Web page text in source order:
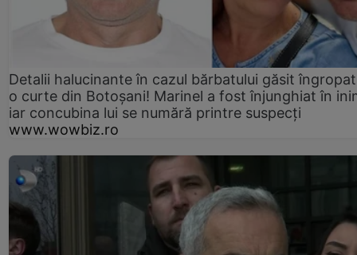
Detalii halucinante în cazul bărbatului găsit
o curte din Botoșani! Marinel a fost înjunghiat în
iar concubina lui se numără printre suspecți
www.wowbiz.ro